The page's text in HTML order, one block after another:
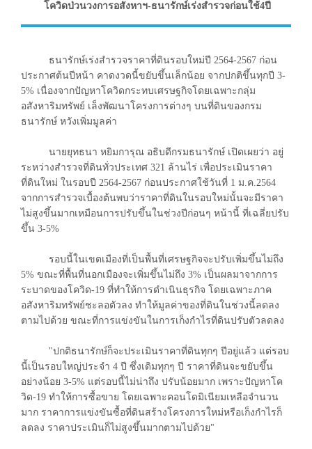
โควิดป่วนวงการอสังหาฯ-ธนารักษ์เร่งสำรวจก่อนใช้4ปี
ธนารักษ์เร่งสำรวจราคาที่ดินรอบใหม่ปี 2564-2567 ก่อน
ประกาศต้นปีหน้า คาดงวดนี้ขยับขึ้นเล็กน้อย จากปกติขึ้นทุกปี 3-
5% เนื่องจากปัญหาโควิดกระทบเศรษฐกิจโดยเฉพาะกลุ่ม
อสังหาริมทรัพย์ เล็งพัฒนาโครงการต่างๆ บนที่ดินของกรม
ธนารักษ์ หวังเพิ่มมูลค่า
นายยุทธนา หยิมการุณ อธิบดีกรมธนารักษ์ เปิดเผยว่า อยู่
ระหว่างสำรวจที่ดินทั่วประเทศ 321 ล้านไร่ เพื่อประเมินราคา
ที่ดินใหม่ ในรอบปี 2564-2567 ก่อนประกาศใช้วันที่ 1 ม.ค.2564
จากการสำรวจเบื้องต้นพบว่าราคาที่ดินในรอบใหม่นั้นจะมีราคา
ไม่สูงขึ้นมากเหมือนการปรับขึ้นในช่วงปีก่อนๆ หน้านี้ ที่เฉลี่ยปรับ
ขึ้น 3-5%
รอบนี้ในเขตเมืองที่เป็นพื้นที่เศรษฐกิจจะปรับเพิ่มขึ้นไม่ถึง
5% ขณะที่พื้นที่นอกเมืองจะเพิ่มขึ้นไม่ถึง 3% เป็นผลมาจากการ
ระบาดของโควิด-19 ที่ทำให้การดำเนินธุรกิจ โดยเฉพาะภาค
อสังหาริมทรัพย์ชะลอตัวลง ทำให้มูลค่าของที่ดินในช่วงนี้ลดลง
ตามไปด้วย ขณะที่การแข่งขันในการเก็งกำไรที่ดินปรับตัวลดลง
"ปกติธนารักษ์ก็จะประเมินราคาที่ดินทุกๆ ปีอยู่แล้ว แต่รอบ
นี้เป็นรอบใหญ่ประจำ 4 ปี ซึ่งเดิมทุกๆ ปี ราคาที่ดินจะขยับขึ้น
อย่างน้อย 3-5% แต่รอบนี้ไม่น่าถึง ปรับน้อยมาก เพราะปัญหาโค
วิด-19 ทำให้การซื้อขาย โดยเฉพาะคอนโดมิเนียมเหลือจำนวน
มาก ราคาการแข่งขันซื้อที่ดินสร้างโครงการใหม่หรือเก็งกำไรก็
ลดลง ราคาประเมินก็ไม่สูงขึ้นมากตามไปด้วย"